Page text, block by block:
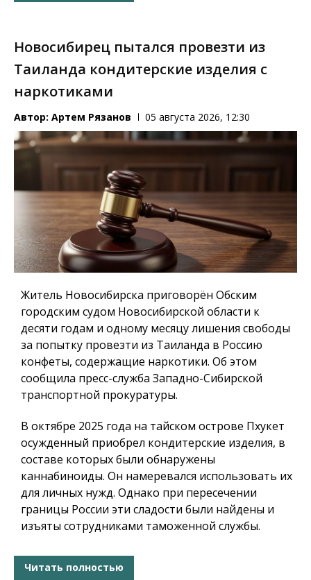
Новосибирец пытался провезти из
Таиланда кондитерские изделия с
наркотиками
Автор: Артем Рязанов 05 августа 2026, 12:30
Житель Новосибирска приговорён Обским
городским судом Новосибирской области к
десяти годам и одному месяцу лишения свободы
за попытку провезти из Таиланда в Россию
конфеты, содержащие наркотики. Об этом
сообщила пресс-служба Западно-Сибирской
транспортной прокуратуры.
В октябре 2025 года на тайском острове Пхукет
осужденный приобрел кондитерские изделия, в
составе которых были обнаружены
каннабиноиды. Он намеревался использовать их
для личных нужд. Однако при пересечении
границы России эти сладости были найдены и
изъяты сотрудниками таможенной службы.
Читать полностью